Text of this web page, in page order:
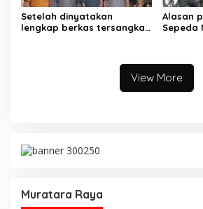
Setelah dinyatakan
lengkap berkas tersangka
Alasan
Sepeda
View More
Muratara Raya